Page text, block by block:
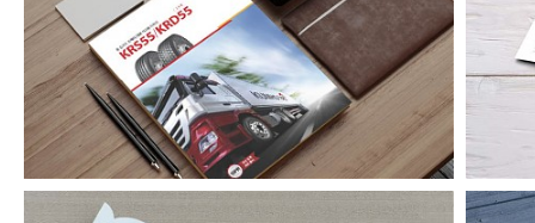
금호타이어 타이어저널광고